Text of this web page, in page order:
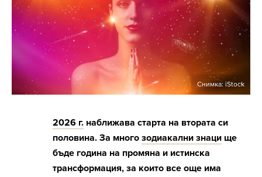
Снимка: iStock
2026 г. наближава старта на втората си
половина. За много зодиакални знаци ще
бъде година на промяна и истинска
трансформация, за които все още има